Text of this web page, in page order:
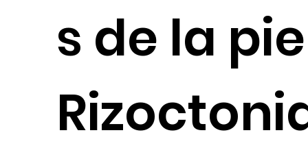
s de la